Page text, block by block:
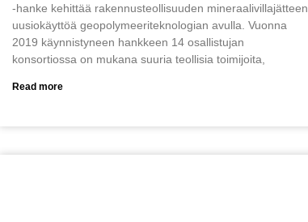
-hanke kehittää rakennusteollisuuden mineraalivillajätteen
uusiokäyttöä geopolymeeriteknologian avulla. Vuonna
2019 käynnistyneen hankkeen 14 osallistujan
konsortiossa on mukana suuria teollisia toimijoita,
Read more